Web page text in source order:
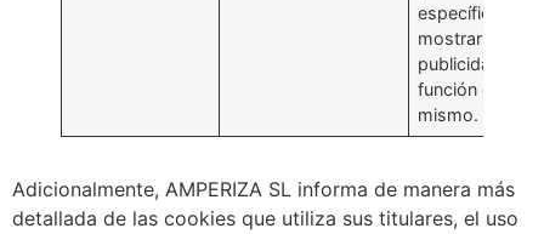
específico para
mostrar
publicidad en
función del
mismo.
Adicionalmente, AMPERIZA SL informa de manera más
detallada de las cookies que utiliza sus titulares, el uso